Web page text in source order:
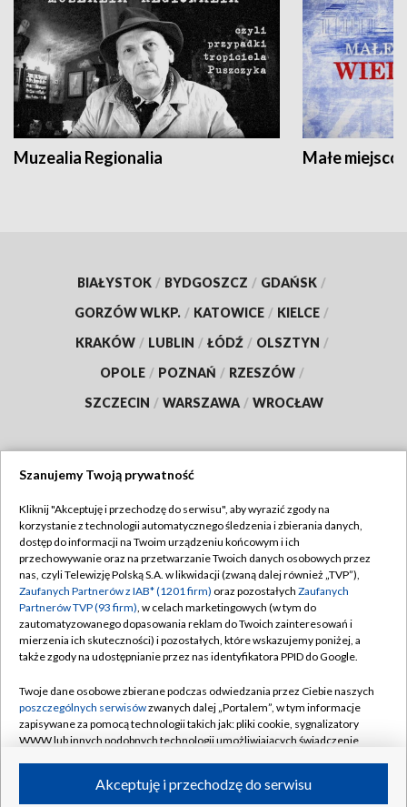
Muzealia Regionalia Małe
BIAŁYSTOK / BYDGOSZCZ / GDAŃSK /
GORZÓW WLKP. / KATOWICE / KIELCE /
KRAKÓW / LUBLIN / ŁÓDŹ / OLSZTYN /
OPOLE / POZNAŃ / RZESZÓW /
SZCZECIN / WARSZAWA / WROCŁAW
TVP
Abonament TVP
Emisja w TVP
Centrum informacji TVP
Naziemna Telewizja Cyfrowa
Rada Programowa
System NOS
Informacje o nadawcy
Program dla prasy
Regulamin TVP
Polityka prywatności
Moje zgody
Pomoc
Kontakt
Kanały
Szanujemy Twoją prywatność
Kliknij "Akceptuję i przechodzę do serwisu", aby wyrazić zgody na
korzystanie z technologii automatycznego śledzenia i zbierania danych,
dostęp do informacji na Twoim urządzeniu końcowym i ich
przechowywanie oraz na przetwarzanie Twoich danych osobowych przez
nas, czyli Telewizję Polską S.A. w likwidacji (zwaną dalej również „TVP”),
Zaufanych Partnerów z IAB* (1201 firm) oraz pozostałych Zaufanych
Partnerów TVP (93 firm), w celach marketingowych (w tym do
zautomatyzowanego dopasowania reklam do Twoich zainteresowań i
mierzenia ich skuteczności) i pozostałych, które wskazujemy poniżej, a
także zgody na udostępnianie przez nas identyfikatora PPID do Google.
Twoje dane osobowe zbierane podczas odwiedzania przez Ciebie naszych
poszczególnych serwisówzwanych dalej „Portalem”, w tym informacje
zapisywane za pomocą technologii takich jak: pliki cookie, sygnalizatory
WWW lub innych podobnych technologii umożliwiających świadczenie
ruchu w Internecie.Akceptuję i przechodzę do serwisu